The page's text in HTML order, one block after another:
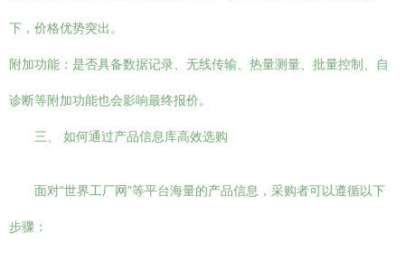
下，价格优势突出。
附加功能：是否具备数据记录、无线传输、热量测量、批量控制、自
诊断等附加功能也会影响最终报价。
三、 如何通过产品信息库高效选购
面对“世界工厂网”等平台海量的产品信息，采购者可以遵循以下
步骤：